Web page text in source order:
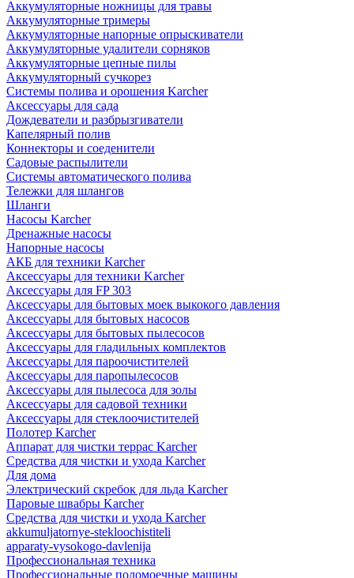
Аккумуляторные ножницы для травы
Аккумуляторные тримеры
Аккумуляторные напорные опрыскиватели
Аккумуляторные удалители сорняков
Аккумуляторные цепные пилы
Аккумуляторный сучкорез
Системы полива и орошения Karcher
Аксессуары для сада
Дождеватели и разбрызгиватели
Капелярный полив
Коннекторы и соеденители
Садовые распылители
Системы автоматического полива
Тележки для шлангов
Шланги
Насосы Karcher
Дренажные насосы
Напорные насосы
АКБ для техники Karcher
Аксессуары для техники Karcher
Аксессуары для FP 303
Аксессуары для бытовых моек выкокого давления
Аксессуары для бытовых насосов
Аксессуары для бытовых пылесосов
Аксессуары для гладильных комплектов
Аксессуары для пароочистителей
Аксессуары для паропылесосов
Аксессуары для пылесоса для золы
Аксессуары для садовой техники
Аксессуары для стеклоочистителей
Полотер Karcher
Аппарат для чистки террас Karcher
Средства для чистки и ухода Karcher
Для дома
Электрический скребок для льда Karcher
Паровые швабры Karcher
Средства для чистки и ухода Karcher
akkumuljatornye-stekloochistiteli
apparaty-vysokogo-davlenija
Профессиональная техника
Профессиональные поломоечные машины